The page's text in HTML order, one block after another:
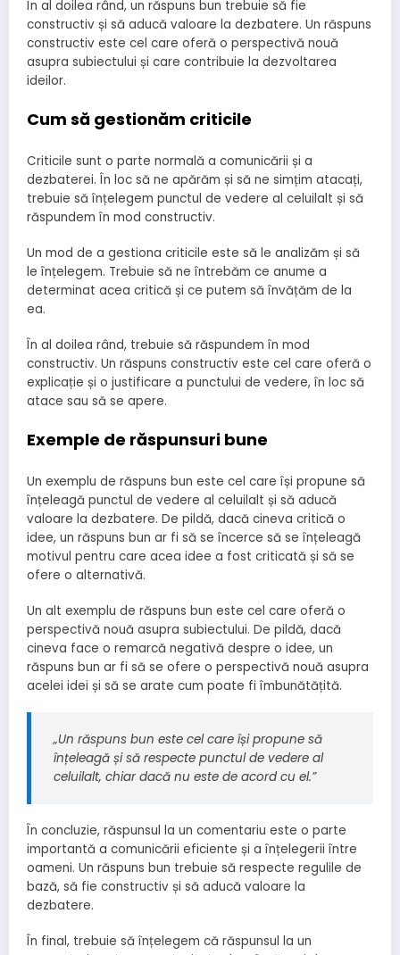
În al doilea rând, un răspuns bun trebuie să fie
constructiv și să aducă valoare la dezbatere. Un răspuns
constructiv este cel care oferă o perspectivă nouă
asupra subiectului și care contribuie la dezvoltarea
ideilor.
Cum să gestionăm criticile
Criticile sunt o parte normală a comunicării și a
dezbaterei. În loc să ne apărăm și să ne simțim atacați,
trebuie să înțelegem punctul de vedere al celuilalt și să
răspundem în mod constructiv.
Un mod de a gestiona criticile este să le analizăm și să
le înțelegem. Trebuie să ne întrebăm ce anume a
determinat acea critică și ce putem să învățăm de la
ea.
În al doilea rând, trebuie să răspundem în mod
constructiv. Un răspuns constructiv este cel care oferă o
explicație și o justificare a punctului de vedere, în loc să
atace sau să se apere.
Exemple de răspunsuri bune
Un exemplu de răspuns bun este cel care își propune să
înțeleagă punctul de vedere al celuilalt și să aducă
valoare la dezbatere. De pildă, dacă cineva critică o
idee, un răspuns bun ar fi să se încerce să se înțeleagă
motivul pentru care acea idee a fost criticată și să se
ofere o alternativă.
Un alt exemplu de răspuns bun este cel care oferă o
perspectivă nouă asupra subiectului. De pildă, dacă
cineva face o remarcă negativă despre o idee, un
răspuns bun ar fi să se ofere o perspectivă nouă asupra
acelei idei și să se arate cum poate fi îmbunătățită.
„Un răspuns bun este cel care își propune să
înțeleagă și să respecte punctul de vedere al
celuilalt, chiar dacă nu este de acord cu el.”
În concluzie, răspunsul la un comentariu este o parte
importantă a comunicării eficiente și a înțelegerii între
oameni. Un răspuns bun trebuie să respecte regulile de
bază, să fie constructiv și să aducă valoare la
dezbatere.
În final, trebuie să înțelegem că răspunsul la un